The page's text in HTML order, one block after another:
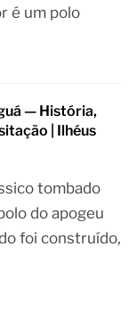
é um polo
— História,
| Ilhéus
tombado
do apogeu
foi construído,